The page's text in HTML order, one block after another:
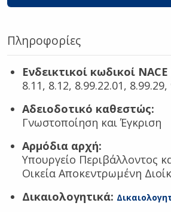
Πληροφορίες
Ενδεικτικοί κωδικοί
8.11, 8.12, 8.99.22.01, 8.99.29,
Αδειοδοτικό καθεστώς:
Γνωστοποίηση και Έγκριση
Αρμόδια αρχή:
Υπουργείο Περιβάλλοντος
Οικεία Αποκεντρωμένη
Δικαιολογητικά: